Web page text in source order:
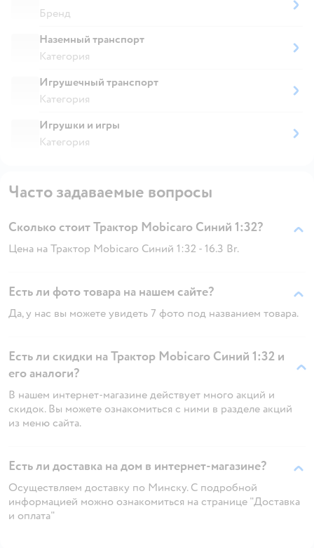
Бренд
Наземный транспорт
Категория
Игрушечный транспорт
Категория
Игрушки и игры
Категория
Часто задаваемые вопросы
Сколько стоит Трактор Mobicaro Синий 1:32?
Цена на Трактор Mobicaro Синий 1:32 - 16.3 Br.
Есть ли фото товара на нашем сайте?
Да, у нас вы можете увидеть 7 фото под названием товара.
Есть ли скидки на Трактор Mobicaro Синий 1:32 и
его аналоги?
В нашем интернет-магазине действует много акций и
скидок. Вы можете ознакомиться с ними в разделе акций
из меню сайта.
Есть ли доставка на дом в интернет-магазине?
Осуществляем доставку по Минску. С подробной
информацией можно ознакомиться на странице "Доставка
и оплата"